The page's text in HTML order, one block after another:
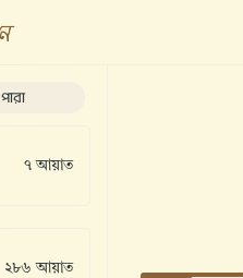
পারা
৭ আয়াত
২৮৬ আয়াত